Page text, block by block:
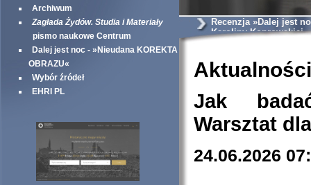
Archiwum
Zagłada Żydów. Studia i Materiały
pismo naukowe Centrum
Dalej jest noc - »Nieudana KOREKTA
OBRAZU«
Wybór źródeł
EHRI PL
Recenzja »Dalej jest
Karoliny Koprowskiej
Aktualności
Jak
Warsztat
24.06.2026